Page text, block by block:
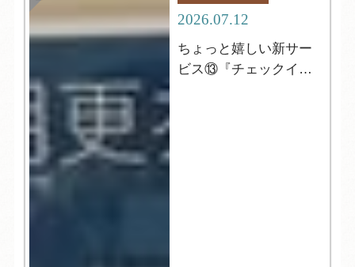
2026.07.12
ちょっと嬉しい新サー
ビス⑬『チェックイン